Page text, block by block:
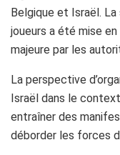
Belgique et Israël.
joueurs a été mise
majeure par les
La perspective
Israël dans le
entraîner des
déborder les forces